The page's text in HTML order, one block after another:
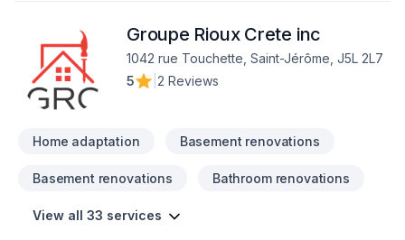
Groupe Rioux Crete inc
1042 rue Touchette, Saint-Jérôme, J5L 2L7
5
2 Reviews
Home adaptation Basement renovations
Basement renovations Bathroom renovations
View all 33 services